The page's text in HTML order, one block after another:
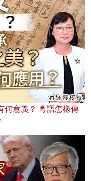
何意義？ 粵語怎樣傳